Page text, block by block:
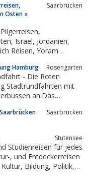
Osten »
Saarbrücken
Hamburg Rosengarten
- Die Roten
Stadtrundfahrten mit
an.Das
Sie von uns erwarten
Saarbrücken
Stutensee
Studienreisen für jedes